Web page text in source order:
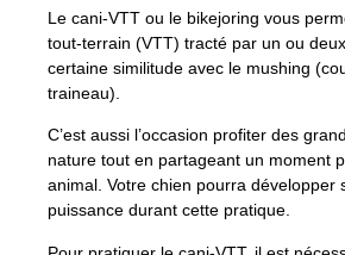
Le cani-VTT ou le bikejoring vous
tout-terrain (VTT) tracté par un ou
certaine similitude avec le mushing
traineau).
C’est aussi l’occasion profiter des
nature tout en partageant un moment
animal. Votre chien pourra développer
puissance durant cette pratique.